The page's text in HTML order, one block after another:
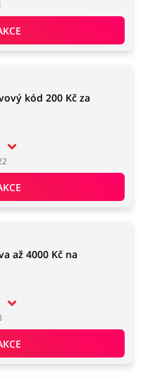
interiér a zahrada
Erotika
foto a elektronika
obuv a doplňky
Sport a hobby
kód 200 Kč za
až 4000 Kč na